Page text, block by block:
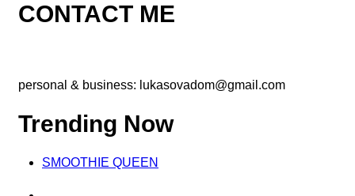
CONTACT ME
personal & business: lukasovadom@gmail.com
Trending Now
SMOOTHIE QUEEN